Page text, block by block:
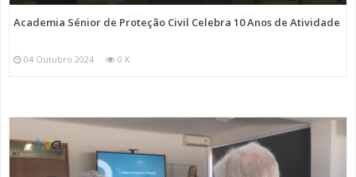
Academia Sénior de Proteção Civil Celebra 10 Anos de Atividade
04 Outubro 2024 0 K